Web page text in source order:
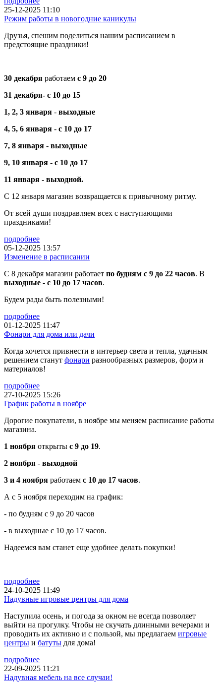
25-12-2025 11:10
Режим работы в новогодние каникулы
Друзья, спешим поделиться нашим расписанием в
предстоящие праздники!
30 декабря работаем с 9 до 20
31 декабря- с 10 до 15
1, 2, 3 января - выходные
4, 5, 6 января - с 10 до 17
7, 8 января - выходные
9, 10 января - с 10 до 17
11 января - выходной.
С 12 января магазин возвращается к привычному ритму.
От всей души поздравляем всех с наступающими
праздниками!
подробнее
05-12-2025 13:57
Изменение в расписании
С 8 декабря магазин работает по будням с 9 до 22 часов. В
выходные - с 10 до 17 часов.
Будем рады быть полезными!
подробнее
01-12-2025 11:47
Фонари для дома или дачи
Когда хочется привнести в интерьер света и тепла, удачным
решением станут фонари разнообразных размеров, форм и
материалов!
подробнее
27-10-2025 15:26
График работы в ноябре
Дорогие покупатели, в ноябре мы меняем расписание работы
магазина.
1 ноября открыты с 9 до 19.
2 ноября - выходной
3 и 4 ноября работаем с 10 до 17 часов.
А с 5 ноября переходим на график:
- по будням с 9 до 20 часов
- в выходные с 10 до 17 часов.
Надеемся вам станет еще удобнее делать покупки!
подробнее
24-10-2025 11:49
Надувные игровые центры для дома
Наступила осень, и погода за окном не всегда позволяет
выйти на прогулку. Чтобы не скучать длинными вечерами и
проводить их активно и с пользой, мы предлагаем игровые
центры и батуты для дома!
подробнее
22-09-2025 11:21
Надувная мебель на все случаи!